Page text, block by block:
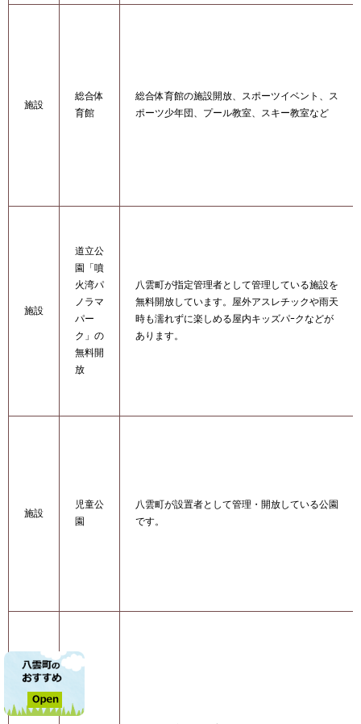
施設
総合体
育館
総合体育館の施設開放、スポーツイベント、ス
ポーツ少年団、プール教室、スキー教室など
施設
道立公
園「噴
火湾パ
ノラマ
パー
ク」の
無料開
放
八雲町が指定管理者として管理している施設を
無料開放しています。屋外アスレチックや雨天
時も濡れずに楽しめる屋内キッズパｰクなどが
あります。
施設
児童公
園
八雲町が設置者として管理・開放している公園
です。